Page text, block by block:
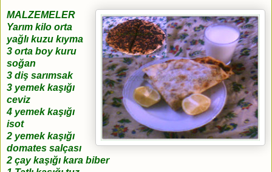
MALZEMELER
Yarım kilo orta
yağlı kuzu kıyma
3 orta boy kuru
soğan
3 diş sarımsak
3 yemek kaşığı
ceviz
4 yemek kaşığı
isot
2 yemek kaşığı
domates salçası
2 çay kaşığı kara biber